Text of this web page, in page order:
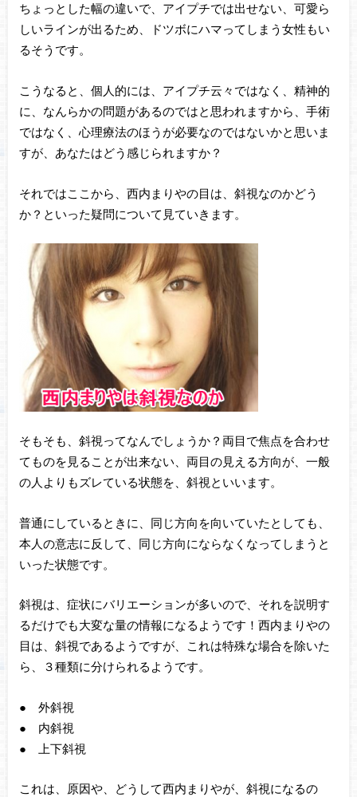
ちょっとした幅の違いで、アイプチでは出せない、可愛ら
しいラインが出るため、ドツボにハマってしまう女性もい
るそうです。
こうなると、個人的には、アイプチ云々ではなく、精神的
に、なんらかの問題があるのではと思われますから、手術
ではなく、心理療法のほうが必要なのではないかと思いま
すが、あなたはどう感じられますか？
それではここから、西内まりやの目は、斜視なのかどう
か？といった疑問について見ていきます。
そもそも、斜視ってなんでしょうか？両目で焦点を合わせ
てものを見ることが出来ない、両目の見える方向が、一般
の人よりもズレている状態を、斜視といいます。
普通にしているときに、同じ方向を向いていたとしても、
本人の意志に反して、同じ方向にならなくなってしまうと
いった状態です。
斜視は、症状にバリエーションが多いので、それを説明す
るだけでも大変な量の情報になるようです！西内まりやの
目は、斜視であるようですが、これは特殊な場合を除いた
ら、３種類に分けられるようです。
● 外斜視
● 内斜視
● 上下斜視
これは、原因や、どうして西内まりやが、斜視になるの